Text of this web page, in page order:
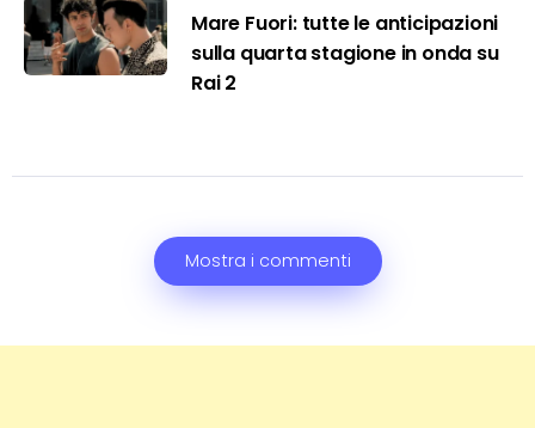
Mare Fuori: tutte le anticipazioni
sulla quarta stagione in onda su
Rai 2
Mostra i commenti